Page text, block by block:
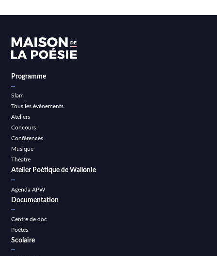
Programme
Slam
Tous les événements
Ateliers
Concours
Conférences
Musique
Théatre
Atelier Poétique de Wallonie
Agenda APW
Documentation
Centre de doc
Poètes
Scolaire